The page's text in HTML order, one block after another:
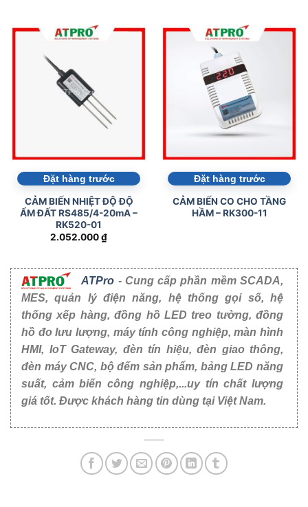
Đặt hàng trước
CẢM BIẾN NHIỆT ĐỘ ĐỘ
ẨM ĐẤT RS485/4-20mA –
RK520-01
2.052.000₫
Đặt hàng trước
CẢM BIẾN CO CHO TẦNG
HẦM – RK300-11
ATPro - Cung cấp phần mềm SCADA,
MES, quản lý điện năng, hệ thống gọi số, hệ
thống xếp hàng, đồng hồ LED treo tường, đồng
hồ đo lưu lượng, máy tính công nghiệp, màn hình
HMI, IoT Gateway, đèn tín hiệu, đèn giao thông,
đèn máy CNC, bộ đếm sản phẩm, bảng LED năng
suất, cảm biến công nghiệp,...uy tín chất lượng
giá tốt. Được khách hàng tin dùng tại Việt Nam.